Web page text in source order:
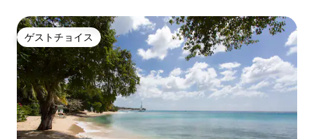
ゲストチョイス
ゲストチョイス